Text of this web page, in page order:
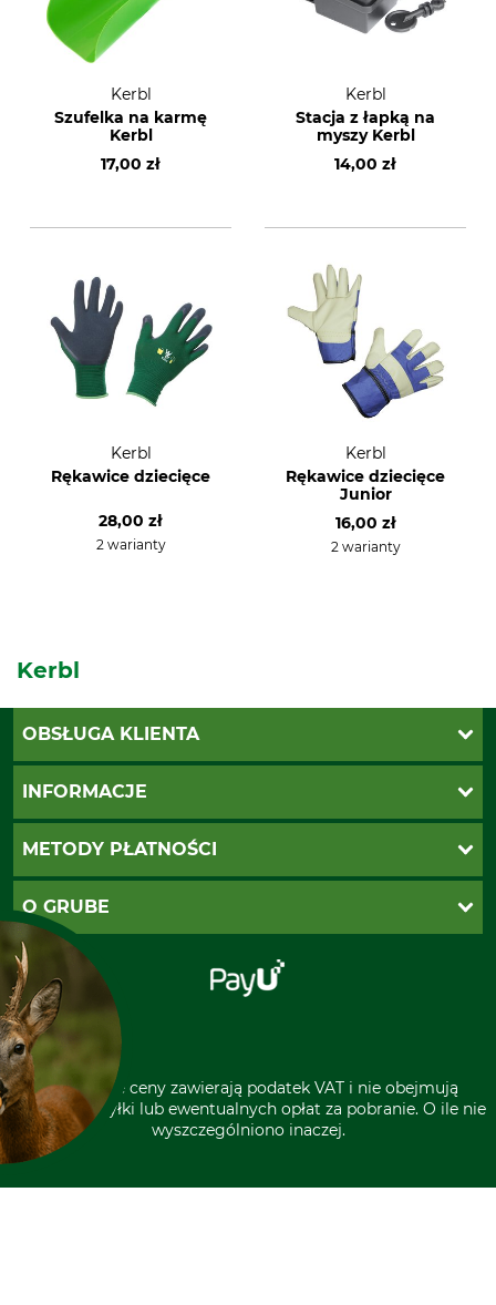
Kerbl
Szufelka na karmę
Kerbl
17,00 zł
Kerbl
Stacja z łapką na
myszy Kerbl
14,00 zł
Kerbl
Rękawice dziecięce
28,00 zł
2 warianty
Kerbl
Rękawice dziecięce
Junior
16,00 zł
2 warianty
Kerbl
OBSŁUGA KLIENTA
Katalogi Grube
Ustawienia plików cookie
INFORMACJE
Koszty dostawy
Regulamin sklepu
Klauzula RODO
Odstąpienie od zamówienia
METODY PŁATNOŚCI
PayU
Za pobraniem (z dopłatą)
Polecenie zapłaty SEPA
O GRUBE
Sklep stacjonarny
Kontakt
Grube w Europie
* Wszystkie ceny zawierają podatek VAT i nie obejmują
kosztów wysyłki lub ewentualnych opłat za pobranie. O ile nie
wyszczególniono inaczej.